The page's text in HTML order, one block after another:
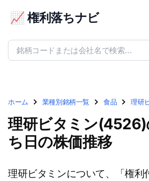
📈 権利落ちナビ
ホーム 業種別銘柄一覧 食品 理研
理研ビタミン(4526)
ち日の株価推移
理研ビタミンについて、「権利